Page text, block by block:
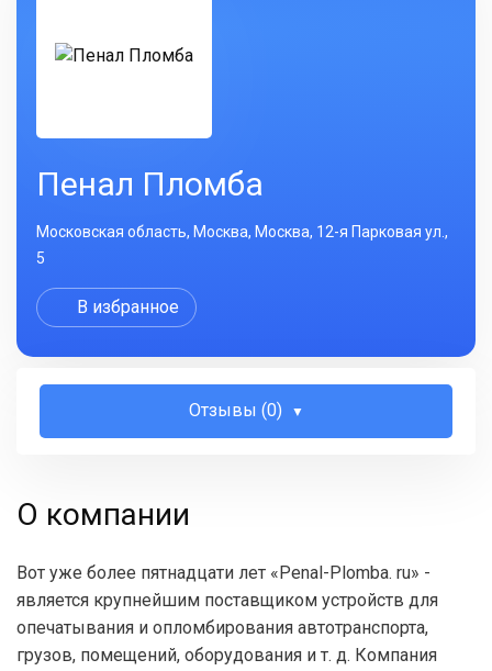
Пенал Пломба
Московская область, Москва, Москва, 12-я Парковая ул.,
5
В избранное
Отзывы (0)
О компании
Вот уже более пятнадцати лет «Penal-Plomba. ru» -
является крупнейшим поставщиком устройств для
опечатывания и опломбирования автотранспорта,
грузов, помещений, оборудования и т. д. Компания